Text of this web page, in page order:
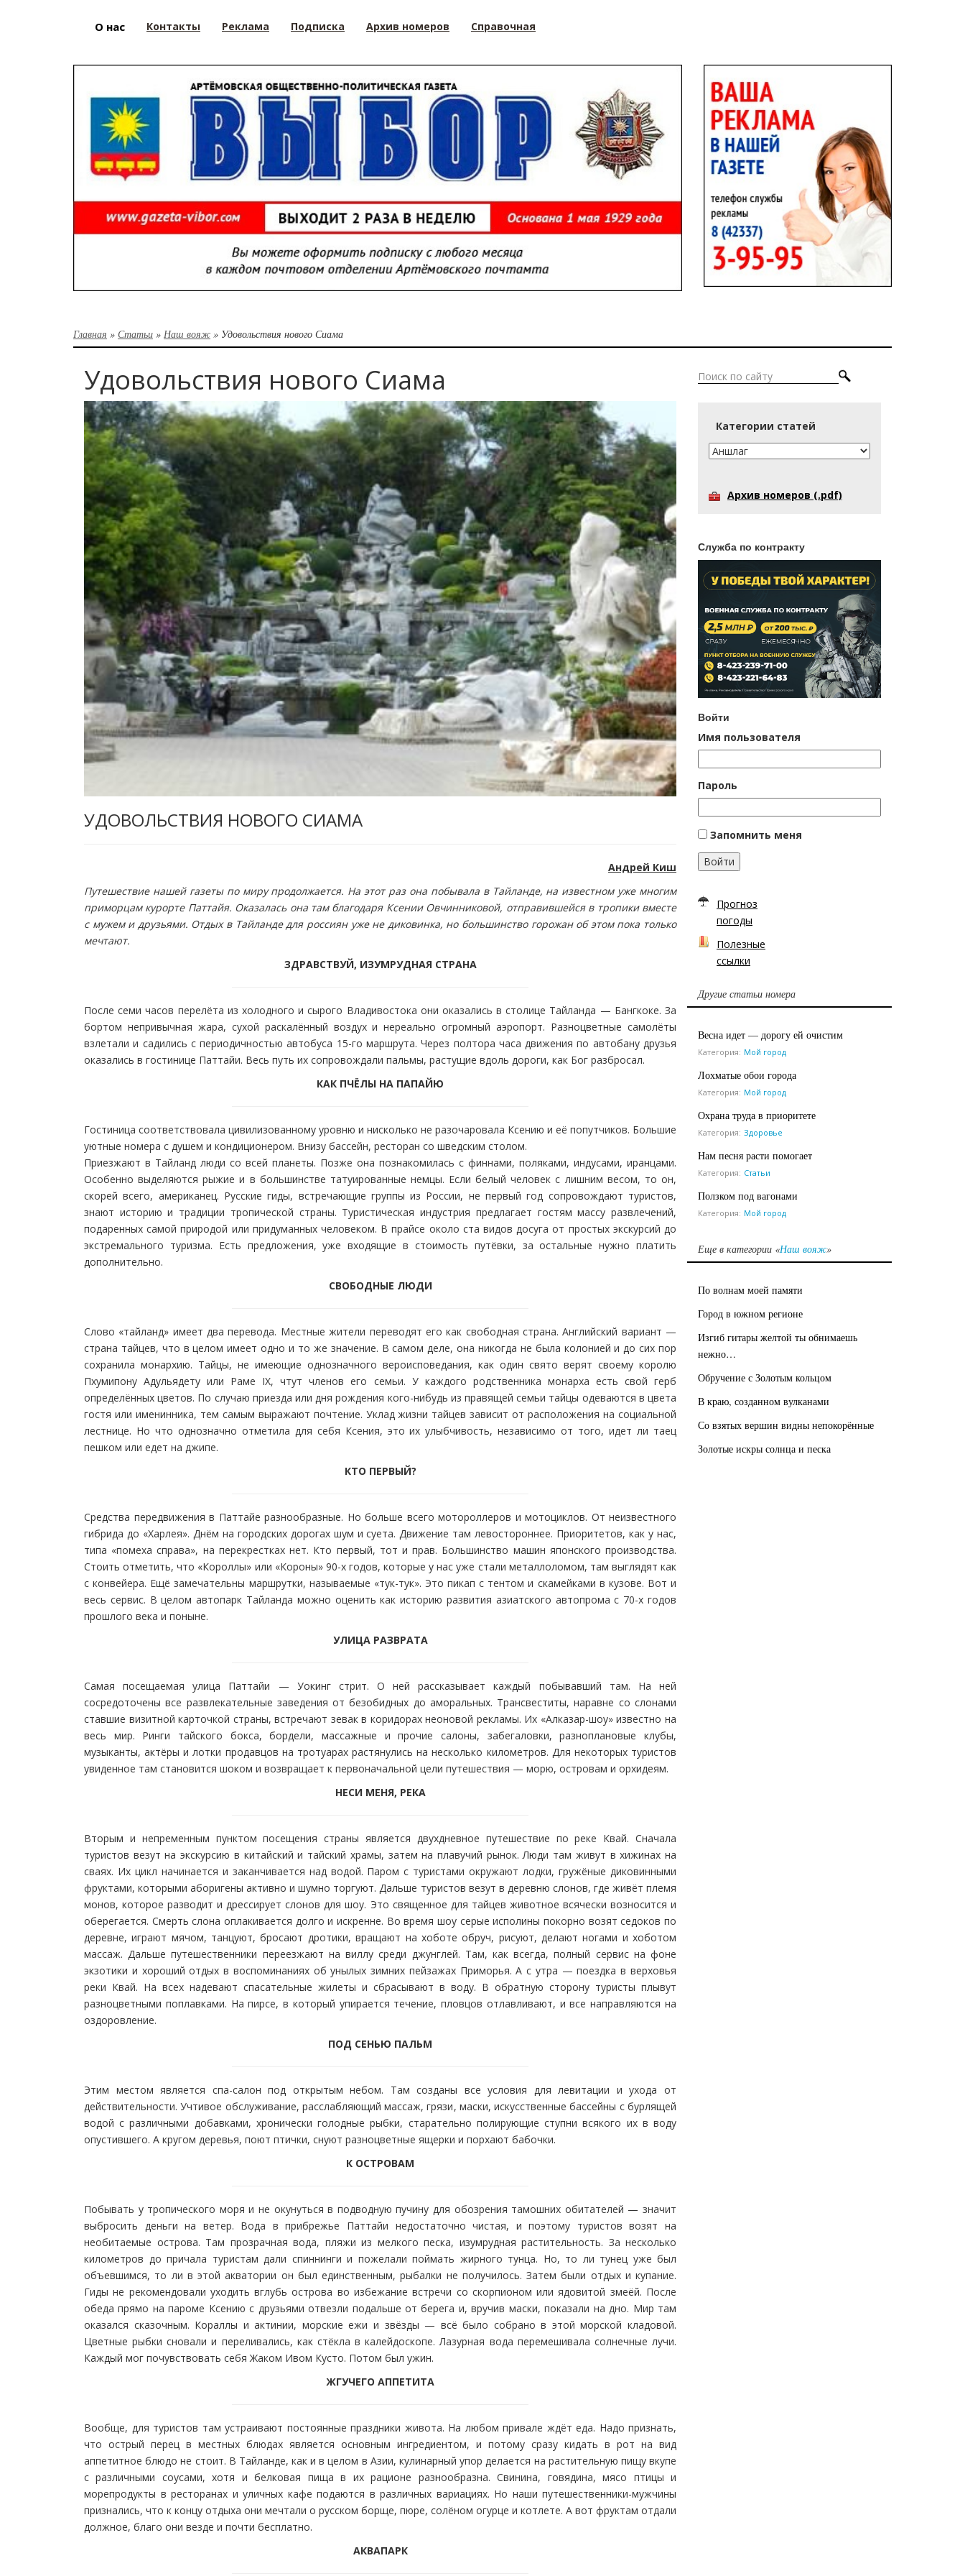
О нас Контакты Реклама Подписка Архив номеров Справочная
Главная » Статьи » Наш вояж » Удовольствия нового Сиама
Удовольствия нового Сиама
УДОВОЛЬСТВИЯ НОВОГО СИАМА
Андрей Киш
Путешествие нашей газеты по миру продолжается. На этот раз она побывала в Тайланде, на известном уже многим
приморцам курорте Паттайя. Оказалась она там благодаря Ксении Овчинниковой, отправившейся в тропики вместе
с мужем и друзьями. Отдых в Тайланде для россиян уже не диковинка, но большинство горожан об этом пока только
мечтают.
ЗДРАВСТВУЙ, ИЗУМРУДНАЯ СТРАНА
После семи часов перелёта из холодного и сырого Владивостока они оказались в столице Тайланда — Бангкоке. За
бортом непривычная жара, сухой раскалённый воздух и нереально огромный аэропорт. Разноцветные самолёты
взлетали и садились с периодичностью автобуса 15-го маршрута. Через полтора часа движения по автобану друзья
оказались в гостинице Паттайи. Весь путь их сопровождали пальмы, растущие вдоль дороги, как Бог разбросал.
КАК ПЧЁЛЫ НА ПАПАЙЮ
Гостиница соответствовала цивилизованному уровню и нисколько не разочаровала Ксению и её попутчиков. Большие
уютные номера с душем и кондиционером. Внизу бассейн, ресторан со шведским столом.
Приезжают в Тайланд люди со всей планеты. Позже она познакомилась с финнами, поляками, индусами, иранцами.
Особенно выделяются рыжие и в большинстве татуированные немцы. Если белый человек с лишним весом, то он,
скорей всего, американец. Русские гиды, встречающие группы из России, не первый год сопровождают туристов,
знают историю и традиции тропической страны. Туристическая индустрия предлагает гостям массу развлечений,
подаренных самой природой или придуманных человеком. В прайсе около ста видов досуга от простых экскурсий до
экстремального туризма. Есть предложения, уже входящие в стоимость путёвки, за остальные нужно платить
дополнительно.
СВОБОДНЫЕ ЛЮДИ
Слово «тайланд» имеет два перевода. Местные жители переводят его как свободная страна. Английский вариант —
страна тайцев, что в целом имеет одно и то же значение. В самом деле, она никогда не была колонией и до сих пор
сохранила монархию. Тайцы, не имеющие однозначного вероисповедания, как один свято верят своему королю
Пхумипону Адульядету или Раме IX, чтут членов его семьи. У каждого родственника монарха есть свой герб
определённых цветов. По случаю приезда или дня рождения кого-нибудь из правящей семьи тайцы одеваются в цвета
гостя или именинника, тем самым выражают почтение. Уклад жизни тайцев зависит от расположения на социальной
лестнице. Но что однозначно отметила для себя Ксения, это их улыбчивость, независимо от того, идет ли таец
пешком или едет на джипе.
КТО ПЕРВЫЙ?
Средства передвижения в Паттайе разнообразные. Но больше всего мотороллеров и мотоциклов. От неизвестного
гибрида до «Харлея». Днём на городских дорогах шум и суета. Движение там левостороннее. Приоритетов, как у нас,
типа «помеха справа», на перекрестках нет. Кто первый, тот и прав. Большинство машин японского производства.
Стоить отметить, что «Короллы» или «Короны» 90-х годов, которые у нас уже стали металлоломом, там выглядят как
с конвейера. Ещё замечательны маршрутки, называемые «тук-тук». Это пикап с тентом и скамейками в кузове. Вот и
весь сервис. В целом автопарк Тайланда можно оценить как историю развития азиатского автопрома с 70-х годов
прошлого века и поныне.
УЛИЦА РАЗВРАТА
Самая посещаемая улица Паттайи — Уокинг стрит. О ней рассказывает каждый побывавший там. На ней
сосредоточены все развлекательные заведения от безобидных до аморальных. Трансвеститы, наравне со слонами
ставшие визитной карточкой страны, встречают зевак в коридорах неоновой рекламы. Их «Алказар-шоу» известно на
весь мир. Ринги тайского бокса, бордели, массажные и прочие салоны, забегаловки, разноплановые клубы,
музыканты, актёры и лотки продавцов на тротуарах растянулись на несколько километров. Для некоторых туристов
увиденное там становится шоком и возвращает к первоначальной цели путешествия — морю, островам и орхидеям.
НЕСИ МЕНЯ, РЕКА
Вторым и непременным пунктом посещения страны является двухдневное путешествие по реке Квай. Сначала
туристов везут на экскурсию в китайский и тайский храмы, затем на плавучий рынок. Люди там живут в хижинах на
сваях. Их цикл начинается и заканчивается над водой. Паром с туристами окружают лодки, гружёные диковинными
фруктами, которыми аборигены активно и шумно торгуют. Дальше туристов везут в деревню слонов, где живёт племя
монов, которое разводит и дрессирует слонов для шоу. Это священное для тайцев животное всячески возносится и
оберегается. Смерть слона оплакивается долго и искренне. Во время шоу серые исполины покорно возят седоков по
деревне, играют мячом, танцуют, бросают дротики, вращают на хоботе обруч, рисуют, делают ногами и хоботом
массаж. Дальше путешественники переезжают на виллу среди джунглей. Там, как всегда, полный сервис на фоне
экзотики и хороший отдых в воспоминаниях об унылых зимних пейзажах Приморья. А с утра — поездка в верховья
реки Квай. На всех надевают спасательные жилеты и сбрасывают в воду. В обратную сторону туристы плывут
разноцветными поплавками. На пирсе, в который упирается течение, пловцов отлавливают, и все направляются на
оздоровление.
ПОД СЕНЬЮ ПАЛЬМ
Этим местом является спа-салон под открытым небом. Там созданы все условия для левитации и ухода от
действительности. Учтивое обслуживание, расслабляющий массаж, грязи, маски, искусственные бассейны с бурлящей
водой с различными добавками, хронически голодные рыбки, старательно полирующие ступни всякого их в воду
опустившего. А кругом деревья, поют птички, снуют разноцветные ящерки и порхают бабочки.
К ОСТРОВАМ
Побывать у тропического моря и не окунуться в подводную пучину для обозрения тамошних обитателей — значит
выбросить деньги на ветер. Вода в прибрежье Паттайи недостаточно чистая, и поэтому туристов возят на
необитаемые острова. Там прозрачная вода, пляжи из мелкого песка, изумрудная растительность. За несколько
километров до причала туристам дали спиннинги и пожелали поймать жирного тунца. Но, то ли тунец уже был
объевшимся, то ли в этой акватории он был единственным, рыбалки не получилось. Затем были отдых и купание.
Гиды не рекомендовали уходить вглубь острова во избежание встречи со скорпионом или ядовитой змеёй. После
обеда прямо на пароме Ксению с друзьями отвезли подальше от берега и, вручив маски, показали на дно. Мир там
оказался сказочным. Кораллы и актинии, морские ежи и звёзды — всё было собрано в этой морской кладовой.
Цветные рыбки сновали и переливались, как стёкла в калейдоскопе. Лазурная вода перемешивала солнечные лучи.
Каждый мог почувствовать себя Жаком Ивом Кусто. Потом был ужин.
ЖГУЧЕГО АППЕТИТА
Вообще, для туристов там устраивают постоянные праздники живота. На любом привале ждёт еда. Надо признать,
что острый перец в местных блюдах является основным ингредиентом, и потому сразу кидать в рот на вид
аппетитное блюдо не стоит. В Тайланде, как и в целом в Азии, кулинарный упор делается на растительную пищу вкупе
с различными соусами, хотя и белковая пища в их рационе разнообразна. Свинина, говядина, мясо птицы и
морепродукты в ресторанах и уличных кафе подаются в различных вариациях. Но наши путешественники-мужчины
признались, что к концу отдыха они мечтали о русском борще, пюре, солёном огурце и котлете. А вот фруктам отдали
должное, благо они везде и почти бесплатно.
АКВАПАРК
Категории статей
Архив номеров (.pdf)
Служба по контракту
Войти
Имя пользователя
Пароль
Запомнить меня
Войти
Прогноз
погоды
Полезные
ссылки
Другие статьи номера
Весна идет — дорогу ей очистим
Категория: Мой город
Лохматые обои города
Категория: Мой город
Охрана труда в приоритете
Категория: Здоровье
Нам песня расти помогает
Категория: Статьи
Ползком под вагонами
Категория: Мой город
Еще в категории «Наш вояж»
По волнам моей памяти
Город в южном регионе
Изгиб гитары желтой ты обнимаешь
нежно…
Обручение с Золотым кольцом
В краю, созданном вулканами
Со взятых вершин видны непокорённые
Золотые искры солнца и песка